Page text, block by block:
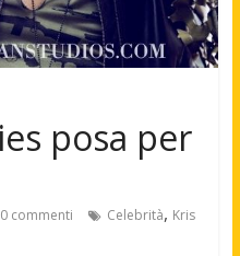
posa per
0 commenti Celebrità, Kris